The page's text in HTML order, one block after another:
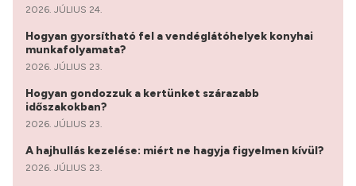
2026. JÚLIUS 24.
Hogyan gyorsítható fel a vendéglátóhelyek konyhai
munkafolyamata?
2026. JÚLIUS 23.
Hogyan gondozzuk a kertünket szárazabb
időszakokban?
2026. JÚLIUS 23.
A hajhullás kezelése: miért ne hagyja figyelmen kívül?
2026. JÚLIUS 23.